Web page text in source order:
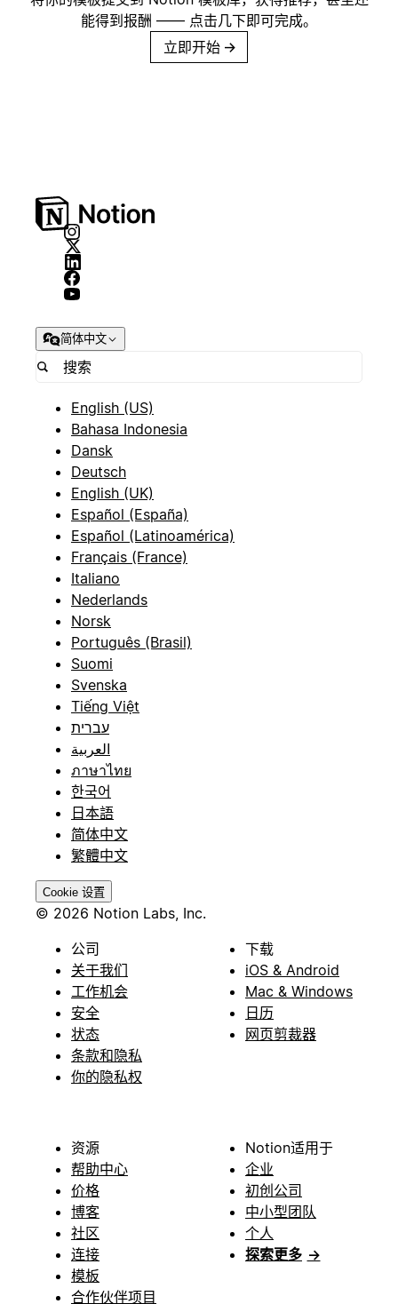
能得到报酬 —— 点击几下即可完成。
立即开始 →
简体中文
English (US)
Bahasa Indonesia
Dansk
Deutsch
English (UK)
Español (España)
Español (Latinoamérica)
Français (France)
Italiano
Nederlands
Norsk
Português (Brasil)
Suomi
Svenska
Tiếng Việt
עברית
العربية
ภาษาไทย
한국어
日本語
简体中文
繁體中文
Cookie 设置
© 2026 Notion Labs, Inc.
公司
关于我们
工作机会
安全
状态
条款和隐私
你的隐私权
下载
iOS & Android
Mac & Windows
日历
网页剪裁器
资源
帮助中心
价格
博客
社区
连接
模板
合作伙伴项目
Notion适用于
企业
初创公司
中小型团队
个人
探索更多 →